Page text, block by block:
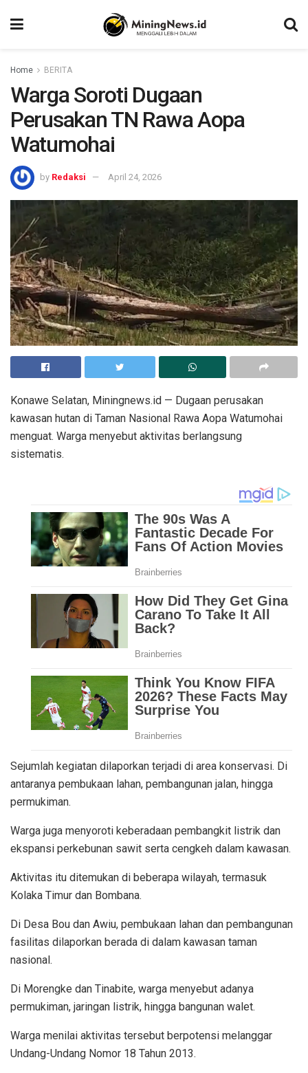
Home BERITA
Warga Soroti Dugaan
Perusakan TN Rawa Aopa
Watumohai
by Redaksi April 24, 2026
Konawe Selatan, Miningnews.id — Dugaan perusakan
kawasan hutan di Taman Nasional Rawa Aopa Watumohai
menguat. Warga menyebut aktivitas berlangsung
sistematis.
Sejumlah kegiatan dilaporkan terjadi di area konservasi. Di
antaranya pembukaan lahan, pembangunan jalan, hingga
permukiman.
Warga juga menyoroti keberadaan pembangkit listrik dan
ekspansi perkebunan sawit serta cengkeh dalam kawasan.
Aktivitas itu ditemukan di beberapa wilayah, termasuk
Kolaka Timur dan Bombana.
Di Desa Bou dan Awiu, pembukaan lahan dan pembangunan
fasilitas dilaporkan berada di dalam kawasan taman
nasional.
Di Morengke dan Tinabite, warga menyebut adanya
permukiman, jaringan listrik, hingga bangunan walet.
Warga menilai aktivitas tersebut berpotensi melanggar
Undang-Undang Nomor 18 Tahun 2013.